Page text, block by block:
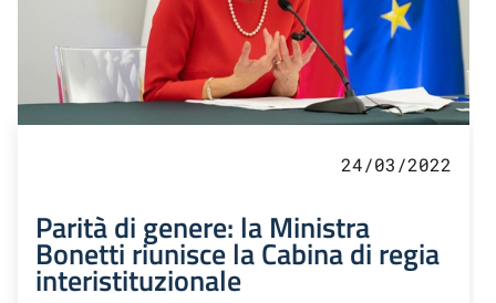
24/03/2022
Parità di genere: la Ministra
Bonetti riunisce la Cabina di regia
interistituzionale